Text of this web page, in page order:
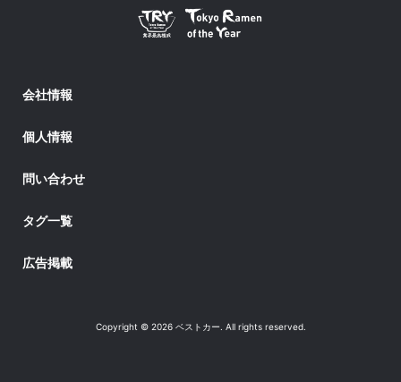
会社情報
個人情報
問い合わせ
タグ一覧
広告掲載
Copyright © 2026 ベストカー. All rights reserved.